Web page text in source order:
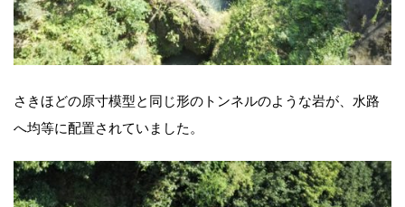
さきほどの原寸模型と同じ形のトンネルのような岩が、水路
へ均等に配置されていました。